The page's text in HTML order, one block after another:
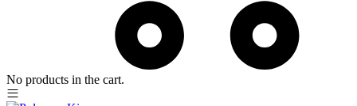
No products in the cart.